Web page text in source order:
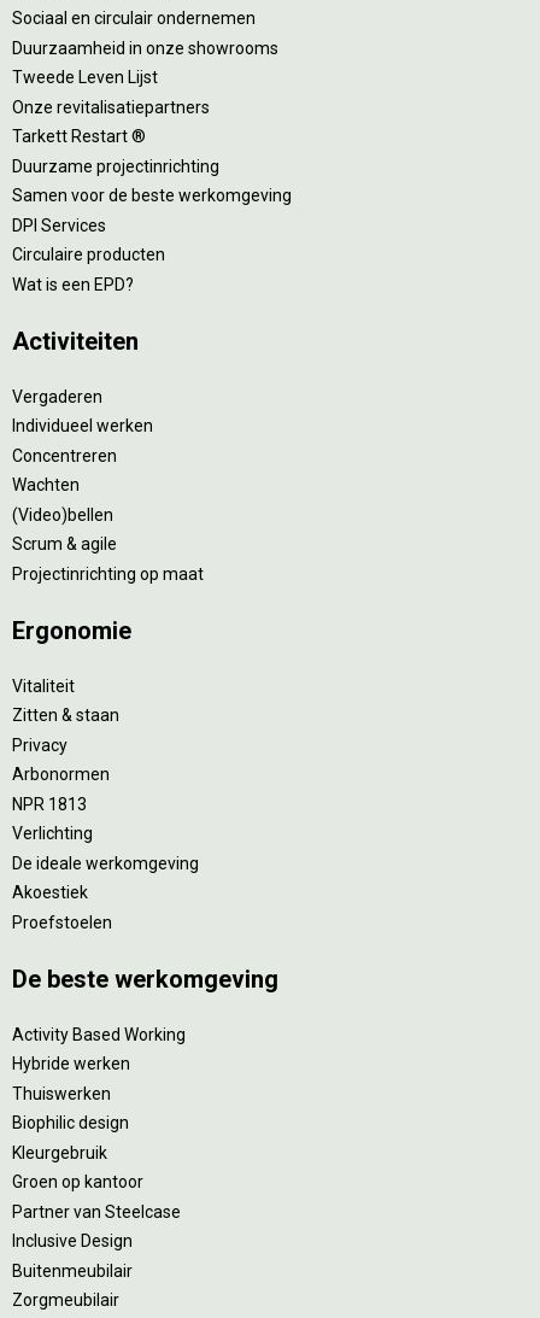
Sociaal en circulair ondernemen
Duurzaamheid in onze showrooms
Tweede Leven Lijst
Onze revitalisatiepartners
Tarkett Restart ®
Duurzame projectinrichting
Samen voor de beste werkomgeving
DPI Services
Circulaire producten
Wat is een EPD?
Activiteiten
Vergaderen
Individueel werken
Concentreren
Wachten
(Video)bellen
Scrum & agile
Projectinrichting op maat
Ergonomie
Vitaliteit
Zitten & staan
Privacy
Arbonormen
NPR 1813
Verlichting
De ideale werkomgeving
Akoestiek
Proefstoelen
De beste werkomgeving
Activity Based Working
Hybride werken
Thuiswerken
Biophilic design
Kleurgebruik
Groen op kantoor
Partner van Steelcase
Inclusive Design
Buitenmeubilair
Zorgmeubilair